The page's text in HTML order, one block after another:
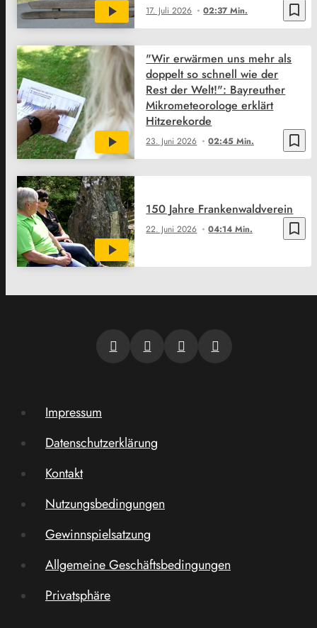
bookmark_border
17. Juli 2026 02:37 Min.
bookmark_border
23. Juni 2026 02:45 Min.
"Wir erwärmen uns mehr als
doppelt so schnell wie der
Rest der Welt!": Bayreuther
Mikrometeorologe erklärt
Hitzerekorde
bookmark_border
22. Juni 2026 04:14 Min.
150 Jahre Frankenwaldverein
Impressum
Datenschutzerklärung
Kontakt
Nutzungsbedingungen
Gewinnspielsatzung
Allgemeine Geschäftsbedingungen
Privatsphäre